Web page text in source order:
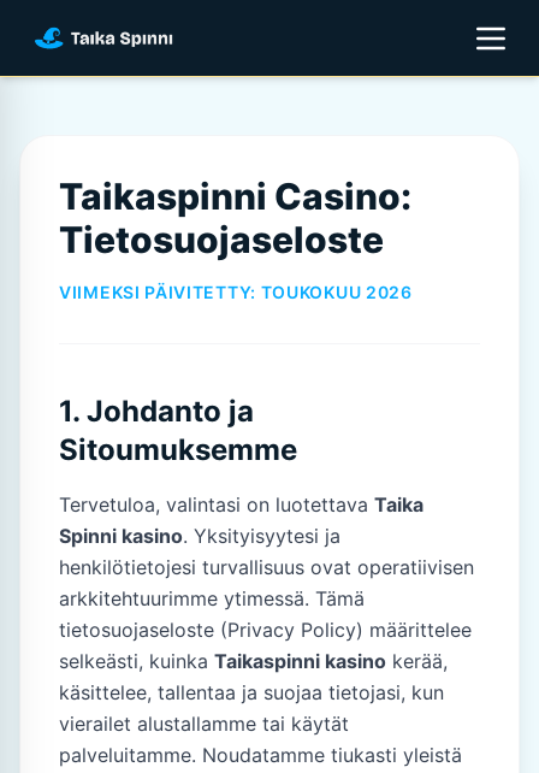
Taikaspinni Casino:
Tietosuojaseloste
VIIMEKSI PÄIVITETTY: TOUKOKUU 2026
1. Johdanto ja
Sitoumuksemme
Tervetuloa, valintasi on luotettava Taika
Spinni kasino. Yksityisyytesi ja
henkilötietojesi turvallisuus ovat operatiivisen
arkkitehtuurimme ytimessä. Tämä
tietosuojaseloste (Privacy Policy) määrittelee
selkeästi, kuinka Taikaspinni kasino kerää,
käsittelee, tallentaa ja suojaa tietojasi, kun
vierailet alustallamme tai käytät
palveluitamme. Noudatamme tiukasti yleistä